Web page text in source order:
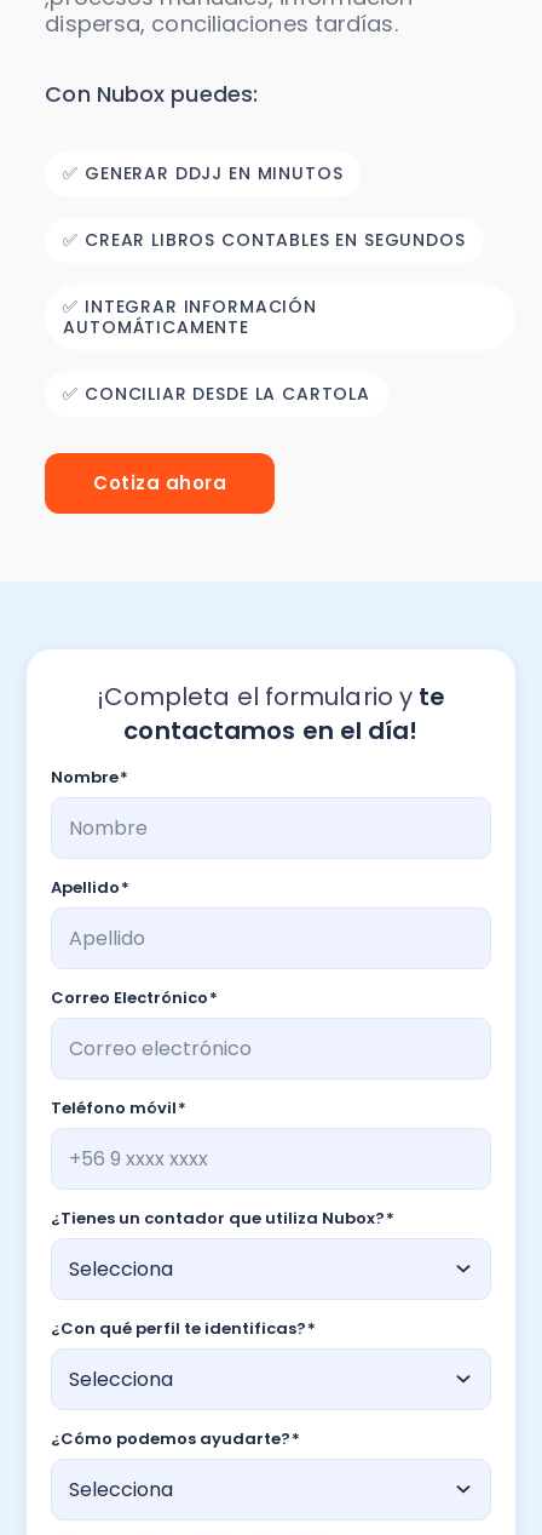
dispersa, conciliaciones tardías.
Con Nubox puedes:
✅ GENERAR DDJJ EN MINUTOS
✅ CREAR LIBROS CONTABLES EN SEGUNDOS
✅ INTEGRAR INFORMACIÓN
AUTOMÁTICAMENTE
✅ CONCILIAR DESDE LA CARTOLA
Cotiza ahora
¡Completa el formulario y te
contactamos en el día!
Nombre*
Apellido*
Correo Electrónico*
Teléfono móvil*
¿Tienes un contador que utiliza Nubox?*
¿Con qué perfil te identificas?*
¿Cómo podemos ayudarte?*